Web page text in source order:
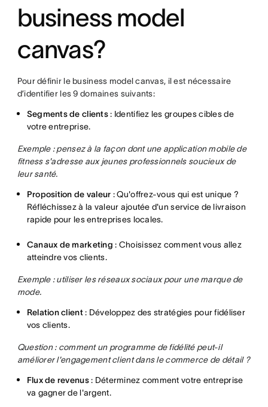
business model
canvas?
Pour définir le business model canvas, il est nécessaire
d’identifier les 9 domaines suivants:
Segments de clients: Identifiez les groupes cibles de
votre entreprise.
Exemple : pensez à la façon dont une application mobile de
fitness s'adresse aux jeunes professionnels soucieux de
leur santé.
Proposition de valeur : Qu'offrez-vous qui est unique ?
Réfléchissez à la valeur ajoutée d'un service de livraison
rapide pour les entreprises locales.
Canaux de marketing : Choisissez comment vous allez
atteindre vos clients.
Exemple : utiliser les réseaux sociaux pour une marque de
mode.
Relation client: Développez des stratégies pour fidéliser
vos clients.
Question : comment un programme de fidélité peut-il
améliorer l'engagement client dans le commerce de détail ?
Flux de revenus: Déterminez comment votre entreprise
va gagner de l'argent.